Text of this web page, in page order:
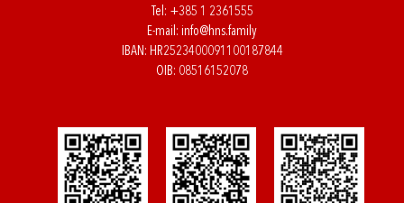
Tel: +385 1 2361555
E-mail: info@hns.family
IBAN: HR2523400091100187844
OIB: 08516152078